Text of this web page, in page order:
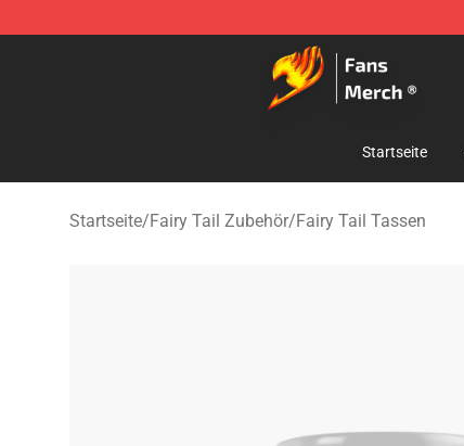
Fairy Tail Store - Official Fairy Tail Merchandise Shop
Startseite
Startseite/Fairy Tail Zubehör/Fairy Tail Tassen